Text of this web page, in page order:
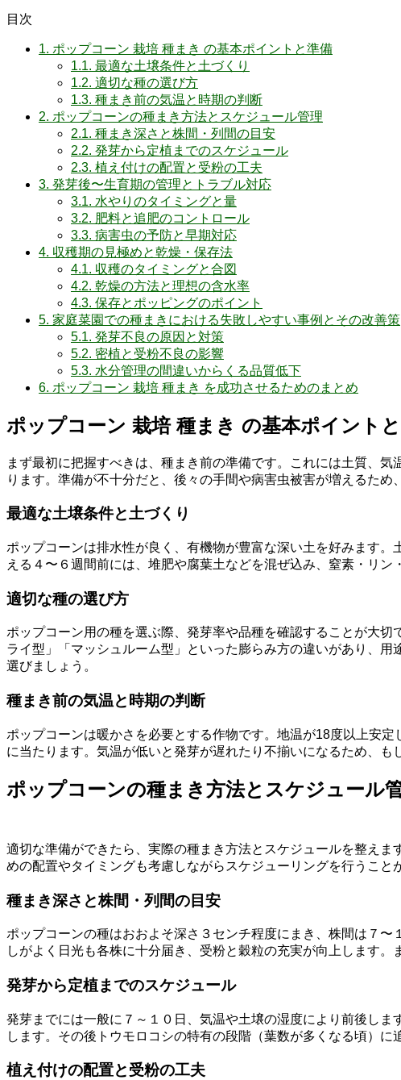
目次
1. ポップコーン 栽培 種まき の基本ポイントと準備
1.1. 最適な土壌条件と土づくり
1.2. 適切な種の選び方
1.3. 種まき前の気温と時期の判断
2. ポップコーンの種まき方法とスケジュール管理
2.1. 種まき深さと株間・列間の目安
2.2. 発芽から定植までのスケジュール
2.3. 植え付けの配置と受粉の工夫
3. 発芽後〜生育期の管理とトラブル対応
3.1. 水やりのタイミングと量
3.2. 肥料と追肥のコントロール
3.3. 病害虫の予防と早期対応
4. 収穫期の見極めと乾燥・保存法
4.1. 収穫のタイミングと合図
4.2. 乾燥の方法と理想の含水率
4.3. 保存とポッピングのポイント
5. 家庭菜園での種まきにおける失敗しやすい事例とその改善策
5.1. 発芽不良の原因と対策
5.2. 密植と受粉不良の影響
5.3. 水分管理の間違いからくる品質低下
6. ポップコーン 栽培 種まき を成功させるためのまとめ
ポップコーン 栽培 種まき の基本ポイント
まず最初に把握すべきは、種まき前の準備です。これには土質、
ります。準備が不十分だと、後々の手間や病害虫被害が増えるた
最適な土壌条件と土づくり
ポップコーンは排水性が良く、有機物が豊富な深い土を好みます
える４〜６週間前には、堆肥や腐葉土などを混ぜ込み、窒素・リ
適切な種の選び方
ポップコーン用の種を選ぶ際、発芽率や品種を確認することが大
ライ型」「マッシュルーム型」といった膨らみ方の違いがあり、
選びましょう。
種まき前の気温と時期の判断
ポップコーンは暖かさを必要とする作物です。地温が18度以上安
に当たります。気温が低いと発芽が遅れたり不揃いになるため、
ポップコーンの種まき方法とスケジュール
適切な準備ができたら、実際の種まき方法とスケジュールを整え
めの配置やタイミングも考慮しながらスケジューリングを行うこと
種まき深さと株間・列間の目安
ポップコーンの種はおおよそ深さ３センチ程度にまき、株間は７
しがよく日光も各株に十分届き、受粉と穀粒の充実が向上します
発芽から定植までのスケジュール
発芽までには一般に７～１０日、気温や土壌の湿度により前後し
します。その後トウモロコシの特有の段階（葉数が多くなる頃）に
植え付けの配置と受粉の工夫